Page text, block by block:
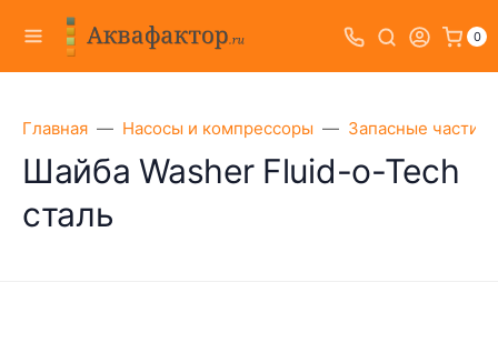
0
Главная Насосы и компрессоры Запасные части к
Шайба Washer Fluid-o-Tech
сталь